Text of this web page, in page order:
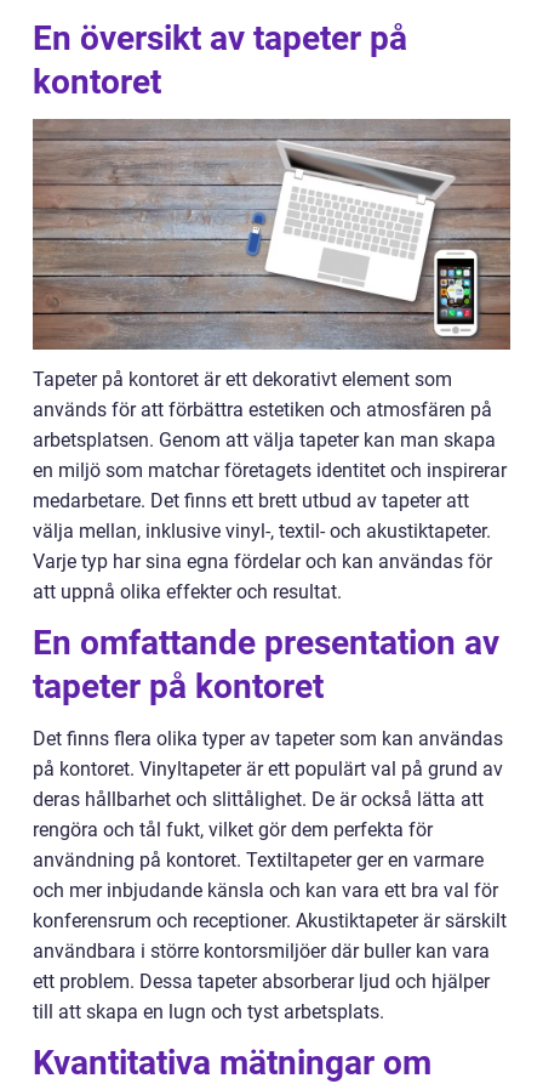
En översikt av tapeter på
kontoret
Tapeter på kontoret är ett dekorativt element som
används för att förbättra estetiken och atmosfären på
arbetsplatsen. Genom att välja tapeter kan man skapa
en miljö som matchar företagets identitet och inspirerar
medarbetare. Det finns ett brett utbud av tapeter att
välja mellan, inklusive vinyl-, textil- och akustiktapeter.
Varje typ har sina egna fördelar och kan användas för
att uppnå olika effekter och resultat.
En omfattande presentation av
tapeter på kontoret
Det finns flera olika typer av tapeter som kan användas
på kontoret. Vinyltapeter är ett populärt val på grund av
deras hållbarhet och slittålighet. De är också lätta att
rengöra och tål fukt, vilket gör dem perfekta för
användning på kontoret. Textiltapeter ger en varmare
och mer inbjudande känsla och kan vara ett bra val för
konferensrum och receptioner. Akustiktapeter är särskilt
användbara i större kontorsmiljöer där buller kan vara
ett problem. Dessa tapeter absorberar ljud och hjälper
till att skapa en lugn och tyst arbetsplats.
Kvantitativa mätningar om